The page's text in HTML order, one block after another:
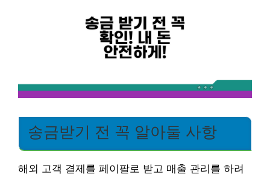
송금받기 전 꼭 알아둘 사항
해외 고객 결제를 페이팔로 받고 매출 관리를 하려